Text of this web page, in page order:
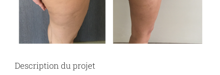
Description du projet